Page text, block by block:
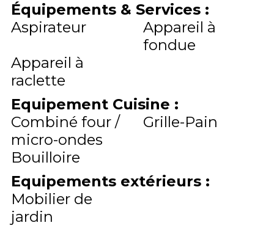
Équipements & Services :
Aspirateur
Appareil à
fondue
Appareil à
raclette
Equipement Cuisine :
Combiné four /
micro-ondes
Grille-Pain
Bouilloire
Equipements extérieurs :
Mobilier de
jardin